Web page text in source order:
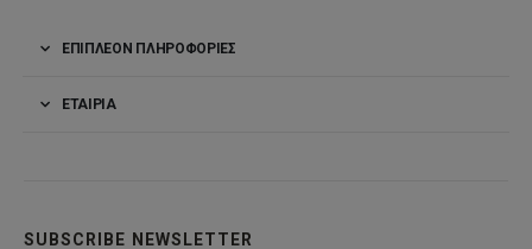
ΕΠΙΠΛΈΟΝ ΠΛΗΡΟΦΟΡΊΕΣ
ΕΤΑΙΡΊΑ
SUBSCRIBE NEWSLETTER